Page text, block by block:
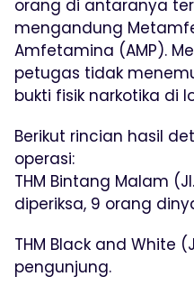
orang di antaranya
mengandung
Amfetamina (AMP).
petugas tidak
bukti fisik narkotika di
Berikut rincian hasil
operasi:
THM Bintang Malam
diperiksa, 9 orang
THM Black and White
pengunjung.